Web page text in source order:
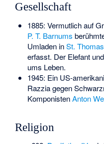
Gesellschaft
1885: Vermutlich auf
P. T. Barnums
Umladen inSt. Thomas
erfasst. Der Elefant
ums Leben.
1945: Ein US-
Razzia gegen
KomponistenAnton
Religion